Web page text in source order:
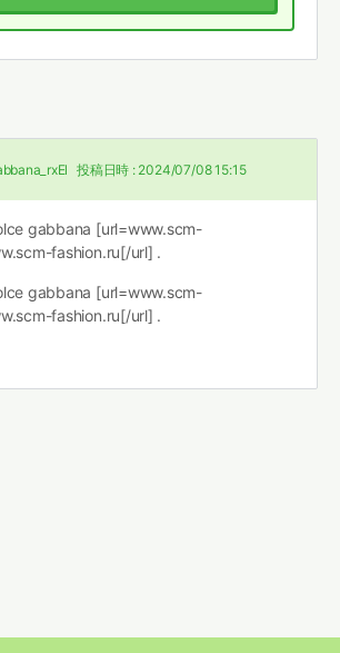
投稿日時 : 2024/07/08 15:15
gabbana [url=www.scm-
fashion.ru[/url] .
gabbana [url=www.scm-
fashion.ru[/url] .